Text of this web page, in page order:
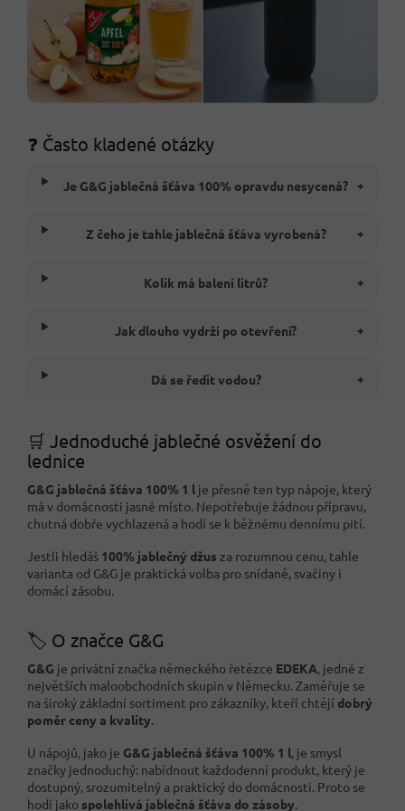
❓ Často kladené otázky
Je G&G jablečná šťáva 100% opravdu nesycená? +
Z čeho je tahle jablečná šťáva vyrobená? +
Kolik má balení litrů? +
Jak dlouho vydrží po otevření? +
Dá se ředit vodou? +
🛒 Jednoduché jablečné osvěžení do
lednice
G&G jablečná šťáva 100% 1 l je přesně ten typ nápoje, který
má v domácnosti jasné místo. Nepotřebuje žádnou přípravu,
chutná dobře vychlazená a hodí se k běžnému dennímu pití.
Jestli hledáš 100% jablečný džus za rozumnou cenu, tahle
varianta od G&G je praktická volba pro snídaně, svačiny i
domácí zásobu.
🏷️ O značce G&G
G&G je privátní značka německého řetězce EDEKA, jedné z
největších maloobchodních skupin v Německu. Zaměřuje se
na široký základní sortiment pro zákazníky, kteří chtějí dobrý
poměr ceny a kvality.
U nápojů, jako je G&G jablečná šťáva 100% 1 l, je smysl
značky jednoduchý: nabídnout každodenní produkt, který je
dostupný, srozumitelný a praktický do domácnosti. Proto se
hodí jako spolehlivá jablečná šťáva do zásoby.